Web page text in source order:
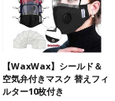
【WaxWax】シールド＆
空気弁付きマスク 替えフィ
ルター10枚付き